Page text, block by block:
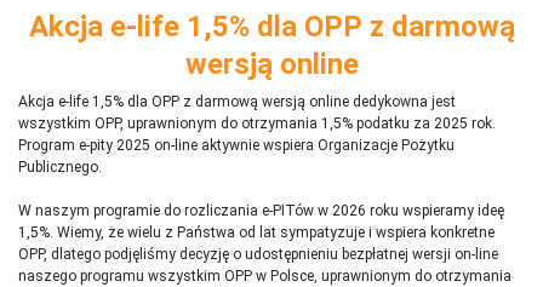
Akcja e-life 1,5% dla OPP z darmową
wersją online
Akcja e-life 1,5% dla OPP z darmową wersją online dedykowna jest
wszystkim OPP, uprawnionym do otrzymania 1,5% podatku za 2025 rok.
Program e-pity 2025 on-line aktywnie wspiera Organizacje Pożytku
Publicznego.
W naszym programie do rozliczania e-PITów w 2026 roku wspieramy ideę
1,5%. Wiemy, że wielu z Państwa od lat sympatyzuje i wspiera konkretne
OPP, dlatego podjęliśmy decyzję o udostępnieniu bezpłatnej wersji on-line
naszego programu wszystkim OPP w Polsce, uprawnionym do otrzymania